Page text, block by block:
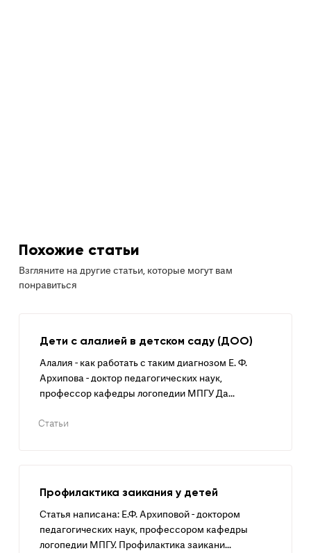
Похожие статьи
Взгляните на другие статьи, которые могут вам
понравиться
Дети с алалией в детском саду (ДОО)
Алалия - как работать с таким диагнозом Е. Ф.
Архипова - доктор педагогических наук,
профессор кафедры логопедии МПГУ Да...
Статьи
Профилактика заикания у детей
Статья написана: Е.Ф. Архиповой - доктором
педагогических наук, профессором кафедры
логопедии МПГУ. Профилактика заикани...